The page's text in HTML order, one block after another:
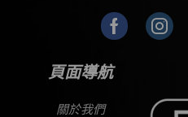
頁面導航
關於我們